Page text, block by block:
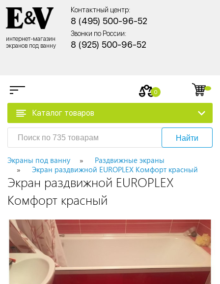
интернет-магазин
экранов под ванну
Контактный центр:
8 (495) 500-96-52
Звонки по России:
8 (925) 500-96-52
0
Каталог товаров
Найти
Экраны под ванну
Раздвижные экраны
Экран раздвижной EUROPLEX Комфорт красный
Экран раздвижной EUROPLEX
Комфорт красный